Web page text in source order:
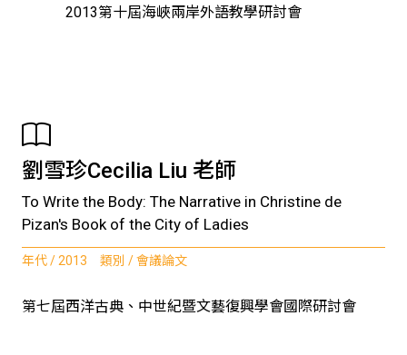
2013第十屆海峽兩岸外語教學研討會
劉雪珍Cecilia Liu 老師
To Write the Body: The Narrative in Christine de
Pizan's Book of the City of Ladies
年代 / 2013 類別 / 會議論文
第七屆西洋古典、中世紀暨文藝復興學會國際研討會